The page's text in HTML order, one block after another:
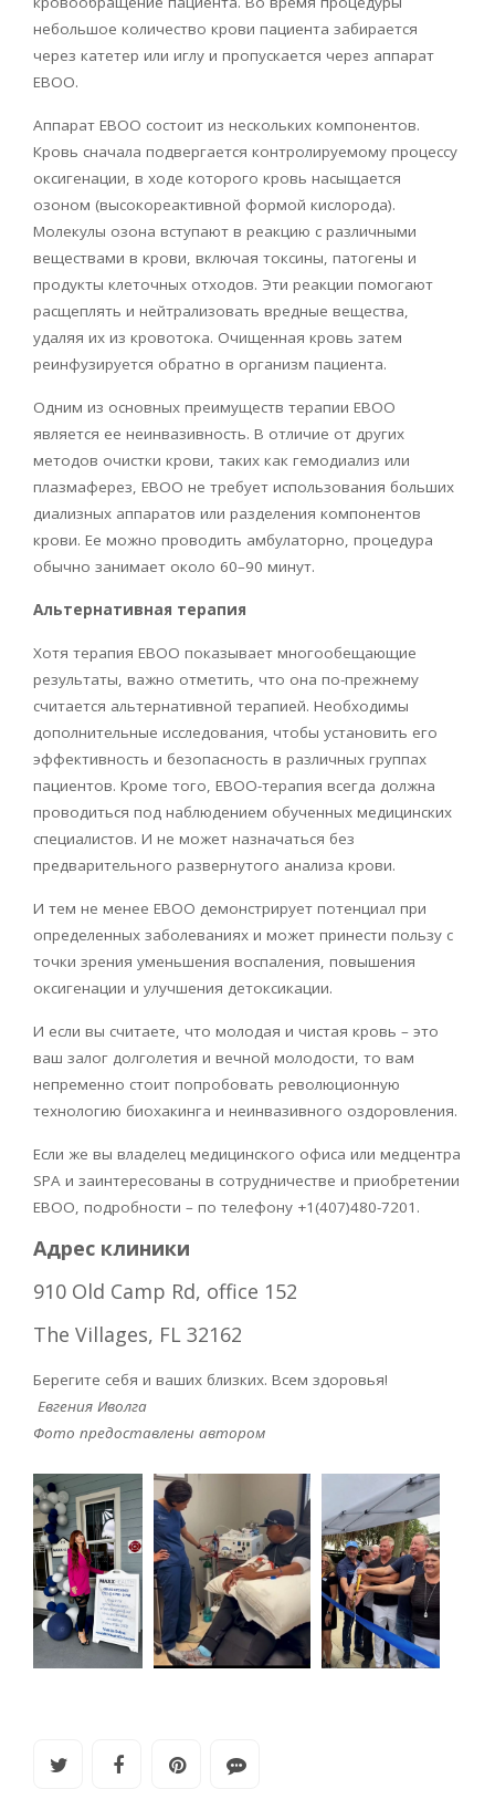
небольшое количество крови пациента забирается
через катетер или иглу и пропускается через аппарат
EBOO.
Аппарат EBOO состоит из нескольких компонентов.
Кровь сначала подвергается контролируемому процессу
оксигенации, в ходе которого кровь насыщается
озоном (высокореактивной формой кислорода).
Молекулы озона вступают в реакцию с различными
веществами в крови, включая токсины, патогены и
продукты клеточных отходов. Эти реакции помогают
расщеплять и нейтрализовать вредные вещества,
удаляя их из кровотока. Очищенная кровь затем
реинфузируется обратно в организм пациента.
Одним из основных преимуществ терапии EBOO
является ее неинвазивность. В отличие от других
методов очистки крови, таких как гемодиализ или
плазмаферез, EBOO не требует использования больших
диализных аппаратов или разделения компонентов
крови. Ее можно проводить амбулаторно, процедура
обычно занимает около 60–90 минут.
Альтернативная терапия
Хотя терапия EBOO показывает многообещающие
результаты, важно отметить, что она по-прежнему
считается альтернативной терапией. Необходимы
дополнительные исследования, чтобы установить его
эффективность и безопасность в различных группах
пациентов. Кроме того, EBOO-терапия всегда должна
проводиться под наблюдением обученных медицинских
специалистов. И не может назначаться без
предварительного развернутого анализа крови.
И тем не менее EBOO демонстрирует потенциал при
определенных заболеваниях и может принести пользу с
точки зрения уменьшения воспаления, повышения
оксигенации и улучшения детоксикации.
И если вы считаете, что молодая и чистая кровь – это
ваш залог долголетия и вечной молодости, то вам
непременно стоит попробовать революционную
технологию биохакинга и неинвазивного оздоровления.
Если же вы владелец медицинского офиса или медцентра
SPA и заинтересованы в сотрудничестве и приобретении
EBOO, подробности – по телефону +1(407)480-7201.
Адрес клиники
910 Old Camp Rd, оffice 152
The Villages, FL 32162
Берегите себя и ваших близких. Всем здоровья!
Евгения Иволга
Фото предоставлены автором